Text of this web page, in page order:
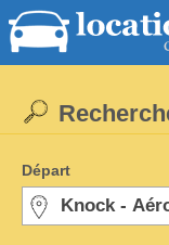
Départ